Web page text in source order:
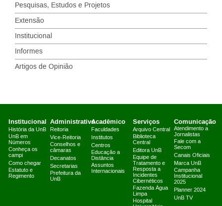
Pesquisas, Estudos e Projetos
Extensão
Institucional
Informes
Artigos de Opinião
Institucional
História da UnB
UnB em
Números
Conheça os
campi
Como chegar
Estatuto e
Regimento
Administrativo
Reitoria
Vice-Reitoria
Conselhos e
câmaras
Decanatos
Secretarias
Prefeitura da
UnB
Acadêmico
Faculdades
Institutos
Centros
Educação a
Distância
Assuntos
Internacionais
Serviços
Arquivo Central
Biblioteca
Central
Editora UnB
Equipe de
Tratamento e
Resposta a
Incidentes
Cibernéticos
Fazenda Água
Limpa
Hospital
Comunicação
Atendimento a
Jornalistas
Fale com a
Secom
Canais Oficiais
Marca UnB
Campanha
Institucional
2025
Planner 2024
UnB TV